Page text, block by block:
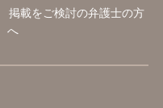
掲載をご検討の弁護士の方
へ